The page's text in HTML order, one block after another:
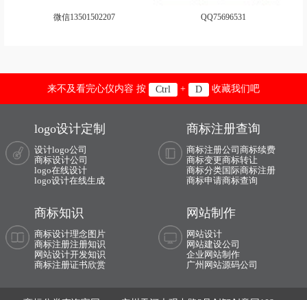
律师事务所logo设计 旅行社logo设计
沐浴露logo设计 木门logo设计
门窗logo设计 摩托车logo设计
民宿logo设计
麻辣烫logo设计 面馆logo设计
微信13501502207 QQ75696531
来不及看完心仪内容 按 Ctrl + D 收藏我们吧
logo设计定制
设计logo公司
商标设计公司
logo在线设计
logo设计在线生成
商标注册查询
商标注册公司 商标续费
商标变更商标转让
商标分类国际商标注册
商标申请商标查询
商标知识
商标设计理念图片
商标注册注册知识
网站设计开发知识
商标注册证书欣赏
网站制作
网站设计
网站建设公司
企业网站制作
广州网站源码公司